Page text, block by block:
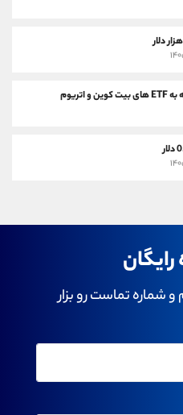
و شماره تماست رو بزار